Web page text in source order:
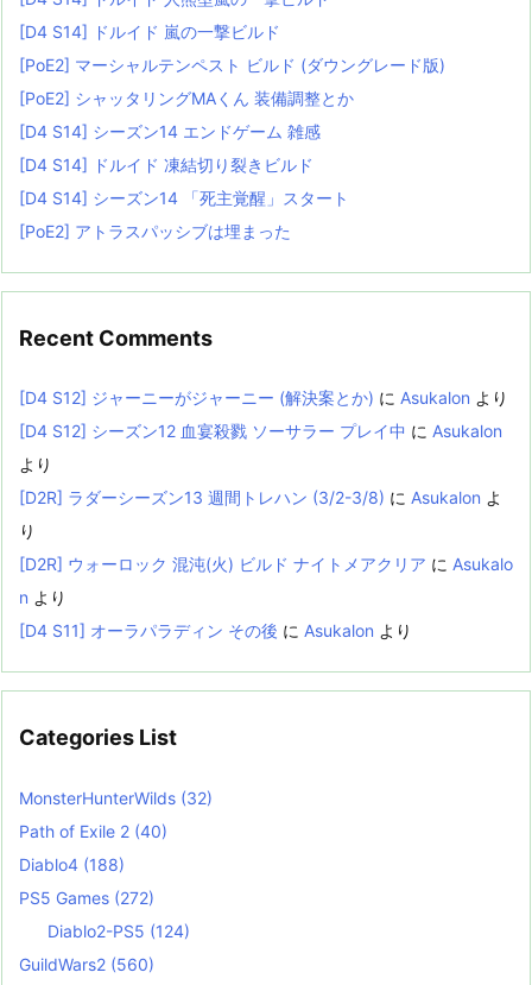
[D4 S14] ドルイド 嵐の一撃ビルド
[PoE2] マーシャルテンペスト ビルド (ダウングレード版)
[PoE2] シャッタリングMAくん 装備調整とか
[D4 S14] シーズン14 エンドゲーム 雑感
[D4 S14] ドルイド 凍結切り裂きビルド
[D4 S14] シーズン14 「死主覚醒」スタート
[PoE2] アトラスパッシブは埋まった
Recent Comments
[D4 S12] ジャーニーがジャーニー (解決案とか) に Asukalon より
[D4 S12] シーズン12 血宴殺戮 ソーサラー プレイ中 に Asukalon
より
[D2R] ラダーシーズン13 週間トレハン (3/2-3/8) に Asukalon よ
り
[D2R] ウォーロック 混沌(火) ビルド ナイトメアクリア に Asukalo
n より
[D4 S11] オーラパラディン その後 に Asukalon より
Categories List
MonsterHunterWilds (32)
Path of Exile 2 (40)
Diablo4 (188)
PS5 Games (272)
Diablo2-PS5 (124)
GuildWars2 (560)